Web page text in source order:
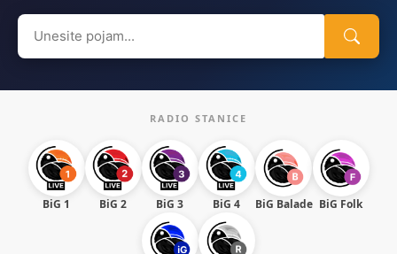
Search
for:
RADIO STANICE
BiG 1 BiG 2 BiG 3 BiG 4 BiG Balade BiG Folk